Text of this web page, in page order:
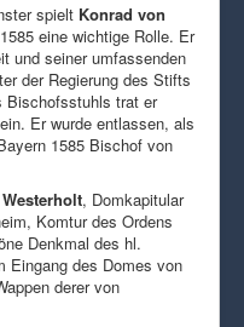
spielt Konrad von
eine wichtige Rolle. Er
und seiner umfassenden
der Regierung des Stifts
Bischofsstuhls trat er
Er wurde entlassen, als
1585 Bischof von
, Domkapitular
Komtur des Ordens
Denkmal des hl.
Eingang des Domes von
derer von